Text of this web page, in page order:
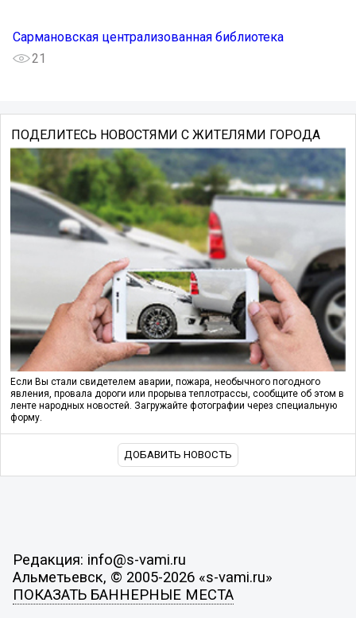
Сармановская централизованная библиотека
21
ПОДЕЛИТЕСЬ НОВОСТЯМИ С ЖИТЕЛЯМИ ГОРОДА
Если Вы стали свидетелем аварии, пожара, необычного погодного
явления, провала дороги или прорыва теплотрассы, сообщите об этом в
ленте народных новостей. Загружайте фотографии через специальную
форму.
ДОБАВИТЬ НОВОСТЬ
Редакция: info@s-vami.ru
Альметьевск, © 2005-2026 «s-vami.ru»
ПОКАЗАТЬ БАННЕРНЫЕ МЕСТА